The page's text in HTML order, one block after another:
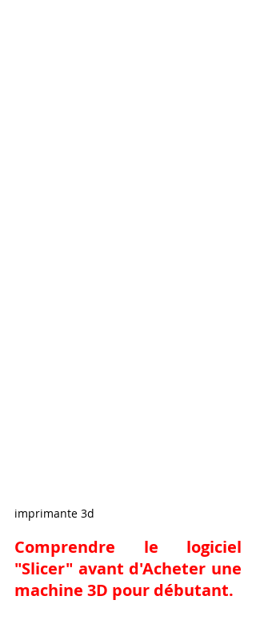
imprimante 3d
Comprendre le logiciel
"Slicer" avant d'Acheter une
machine 3D pour débutant.